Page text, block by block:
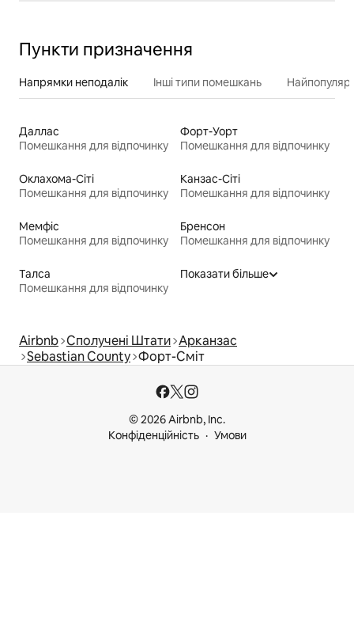
Пункти призначення
Напрямки неподалік Інші типи помешкань
Даллас
Помешкання для відпочинку
Форт-Уорт
Помешкання для відпочинку
Оклахома-Сіті
Помешкання для відпочинку
Канзас-Сіті
Помешкання для відпочинку
Мемфіс
Помешкання для відпочинку
Бренсон
Помешкання для відпочинку
Талса
Помешкання для відпочинку
Показати більше
Airbnb Сполучені Штати Арканзас
Sebastian County Форт-Сміт
© 2026 Airbnb, Inc.
Конфіденційність
Умови